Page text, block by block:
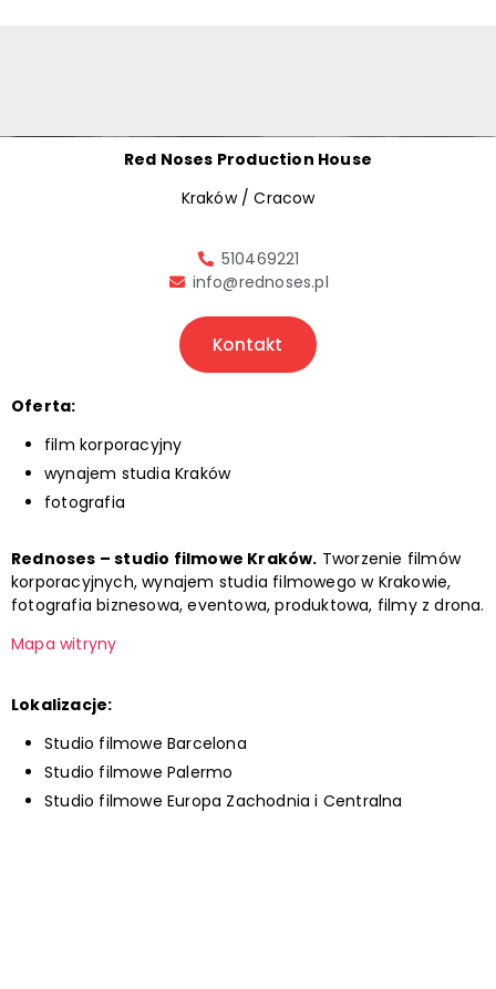
Red Noses Production House
Kraków / Cracow
510469221
info@rednoses.pl
Kontakt
Oferta:
film korporacyjny
wynajem studia Kraków
fotografia
Rednoses – studio filmowe Kraków. Tworzenie filmów
korporacyjnych, wynajem studia filmowego w Krakowie,
fotografia biznesowa, eventowa, produktowa, filmy z drona.
Mapa witryny
Lokalizacje:
Studio filmowe Barcelona
Studio filmowe Palermo
Studio filmowe Europa Zachodnia i Centralna